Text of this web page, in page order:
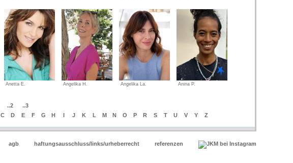
Anetta E. Angelika H. Angelika La. Anina P.
..2
..3
C D E F G H I J K L M N O P R S T U V Y Z
agb haftungsausschluss/links/urheberrecht referenzen